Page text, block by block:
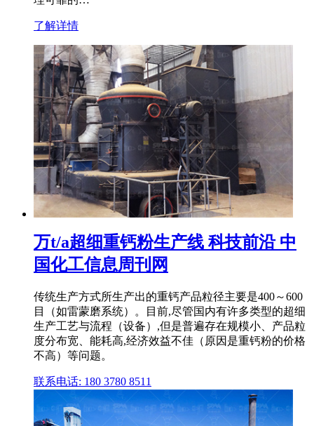
了解详情
万t/a超细重钙粉生产线 科技前沿 中
国化工信息周刊网
传统生产方式所生产出的重钙产品粒径主要是400～600
目（如雷蒙磨系统）。目前,尽管国内有许多类型的超细
生产工艺与流程（设备）,但是普遍存在规模小、产品粒
度分布宽、能耗高,经济效益不佳（原因是重钙粉的价格
不高）等问题。
联系电话: 180 3780 8511